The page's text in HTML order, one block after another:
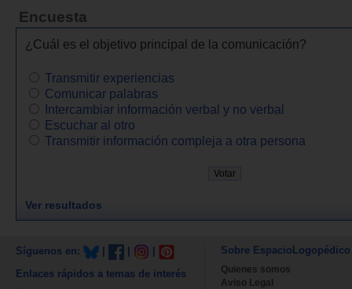
Encuesta
¿Cuál es el objetivo principal de la comunicación?
Transmitir experiencias
Comunicar palabras
Intercambiar información verbal y no verbal
Escuchar al otro
Transmitir información compleja a otra persona
Ver resultados
Síguenos en:
Enlaces rápidos a temas de interés
Sobre EspacioLogopédico
Quienes somos
Aviso Legal